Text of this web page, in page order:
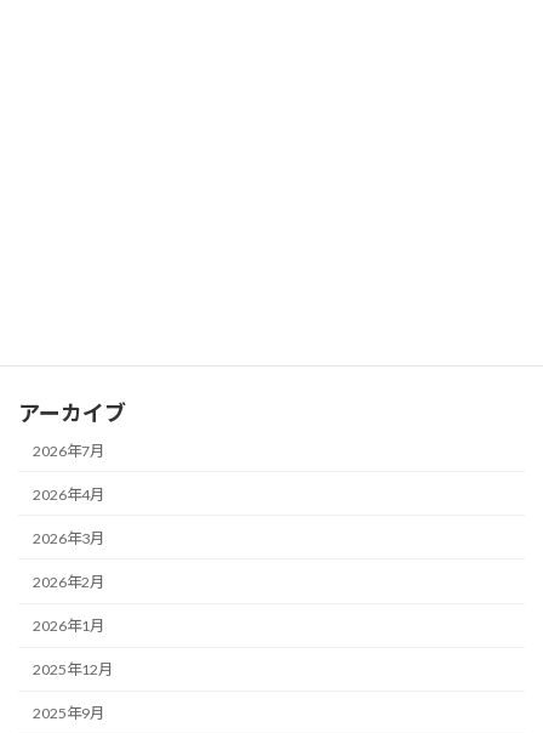
アーカイブ
2026年7月
2026年4月
2026年3月
2026年2月
2026年1月
2025年12月
2025年9月